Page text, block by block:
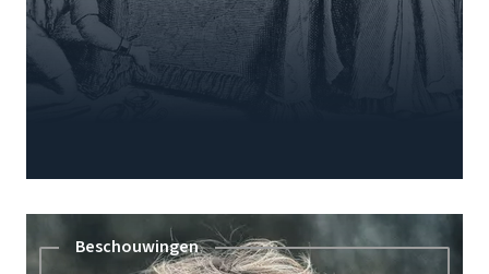
Beschouwingen